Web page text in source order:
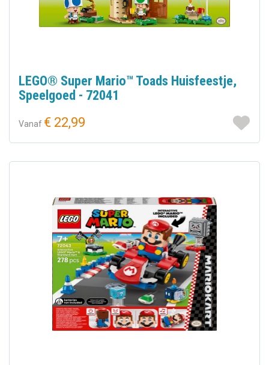
LEGO® Super Mario™ Toads Huisfeestje,
Speelgoed - 72041
Vanaf € 22,99